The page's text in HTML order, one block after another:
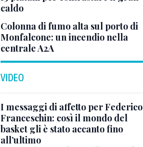
caldo
Colonna di fumo alta sul porto di
Monfalcone: un incendio nella
centrale A2A
VIDEO
I messaggi di affetto per Federico
Franceschin: così il mondo del
basket gli è stato accanto fino
all’ultimo